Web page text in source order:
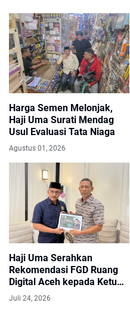
Harga Semen Melonjak,
Haji Uma Surati Mendag
Usul Evaluasi Tata Niaga
Agustus 01, 2026
Haji Uma Serahkan
Rekomendasi FGD Ruang
Digital Aceh kepada Ketua
DPRA, Dorong Penguatan
Regulasi
Juli 24, 2026